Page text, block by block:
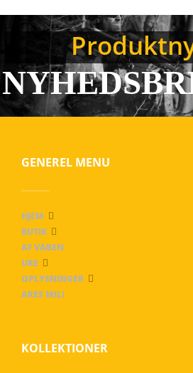
GENEREL MENU
HJEM
BUTIK
AF VÅBEN
URE
OPLYSNINGER
ARES MILI
KOLLEKTIONER